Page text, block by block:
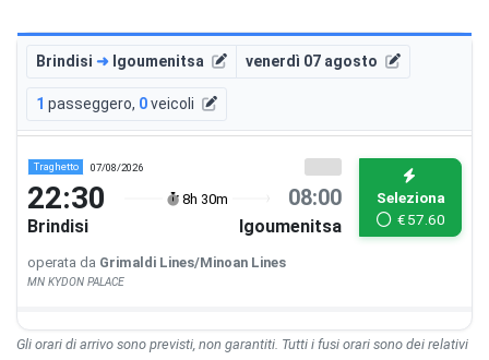
Brindisi ➜ Igoumenitsa venerdì 07 agosto
1 passeggero, 0veicoli
Traghetto 07/08/2026
22:30 8h 30m 08:00
Brindisi Igoumenitsa
Seleziona
€57.60
operata da Grimaldi Lines/Minoan Lines
MN KYDON PALACE
Gli orari di arrivo sono previsti, non garantiti. Tutti i fusi orari sono dei relativi